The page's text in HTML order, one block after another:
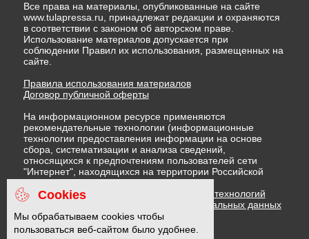
Все права на материалы, опубликованные на сайте
www.tulapressa.ru, принадлежат редакции и охраняются
в соответствии с законом об авторском праве.
Использование материалов допускается при
соблюдении Правил их использования, размещенных на
сайте.
Правила использования материалов
Договор публичной оферты
На информационном ресурсе применяются
рекомендательные технологии (информационные
технологии предоставления информации на основе
сбора, систематизации и анализа сведений,
относящихся к предпочтениям пользователей сети
"Интернет", находящихся на территории Российской
Федерации)
Правила применения рекомендательных технологий
Политика в отношении обработки персональных данных
Политика обработки файлов cookie
Cookies
Мы обрабатываем cookies чтобы
пользоваться веб-сайтом было удобнее.